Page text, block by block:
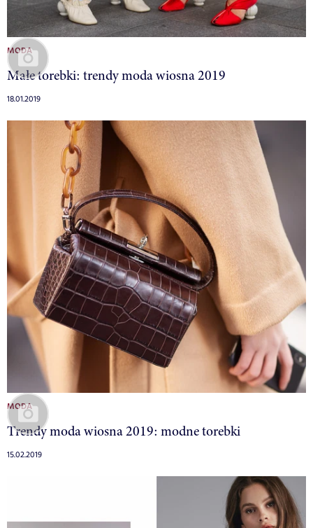
MODA
Małe torebki: trendy moda wiosna 2019
18.01.2019
MODA
Trendy moda wiosna 2019: modne torebki
15.02.2019